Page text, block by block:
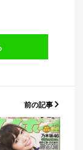
前の記事